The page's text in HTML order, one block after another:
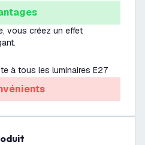
vous créez un effet
à tous les luminaires E27